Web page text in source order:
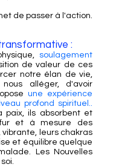
de passer à l'action.
:
soulagement
de valeur de ces
notre élan de vie,
alléger, d'avoir
une expérience
profond spirituel..
paix, ils absorbent et
et à mesure des
leurs chakras
et équilibre quelque
Les Nouvelles